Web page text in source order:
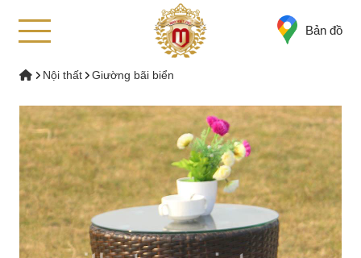
Bản đồ
Nội thất Giường bãi biển